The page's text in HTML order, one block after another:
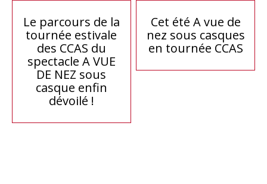
Navigation
de
l’article
Le parcours de la
tournée estivale
des CCAS du
spectacle A VUE
DE NEZ sous
casque enfin
dévoilé !
Cet été A vue de
nez sous casques
en tournée CCAS